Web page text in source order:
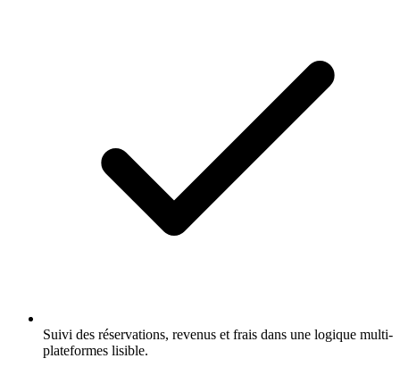
Suivi des réservations, revenus et frais dans une logique multi-
plateformes lisible.